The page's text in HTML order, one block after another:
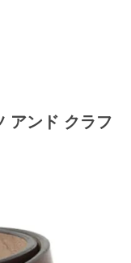
アンド クラフ